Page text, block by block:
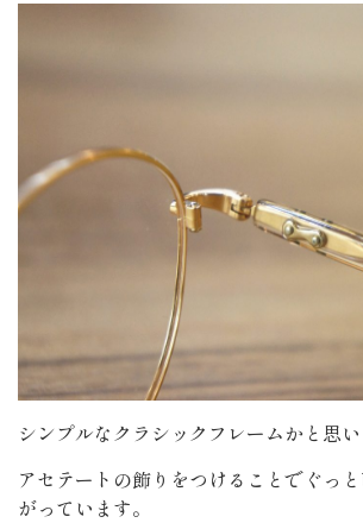
シンプルなクラシックフレームかと思
アセテートの飾りをつけることでぐっ
がっています。